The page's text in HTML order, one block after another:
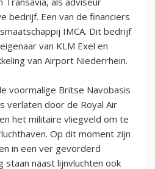
bedrijf. Een van de financiers
IMCA. Dit bedrijf
van KLM Exel en
van Airport Niederrhein.
voormalige Britse Navobasis
verlaten door de Royal Air
het militaire vliegveld om te
Op dit moment zijn
in een ver gevorderd
staan naast lijnvluchten ook